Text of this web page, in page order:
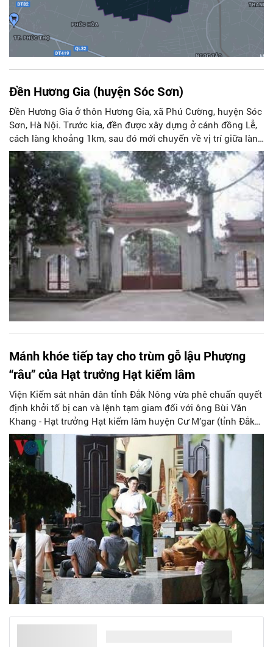
Đền Hương Gia (huyện Sóc Sơn)
Đền Hương Gia ở thôn Hương Gia, xã Phú Cường, huyện Sóc
Sơn, Hà Nội. Trước kia, đền được xây dựng ở cánh đồng Lễ,
cách làng khoảng 1km, sau đó mới chuyển về vị trí giữa làng
như hiện nay.
Mánh khóe tiếp tay cho trùm gỗ lậu Phượng
“râu” của Hạt trưởng Hạt kiểm lâm
Viện Kiểm sát nhân dân tỉnh Đắk Nông vừa phê chuẩn quyết
định khởi tố bị can và lệnh tạm giam đối với ông Bùi Văn
Khang - Hạt trưởng Hạt kiểm lâm huyện Cư M’gar (tỉnh Đắk
Lắk).